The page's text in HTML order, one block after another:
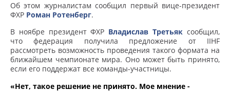
Об этом журналистам сообщил первый вице-президент
ФХР Роман Ротенберг.
В ноябре президент ФХР Владислав Третьяк сообщил,
что федерация получила предложение от IIHF
рассмотреть возможность проведения такого формата на
ближайшем чемпионате мира. Оно может быть принято,
если его поддержат все команды-участницы.
«Нет, такое решение не принято. Мое мнение -